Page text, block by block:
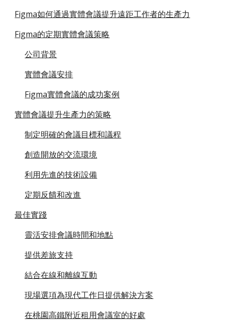
Figma如何通過實體會議提升遠距工作者的生產力
Figma的定期實體會議策略
公司背景
實體會議安排
Figma實體會議的成功案例
實體會議提升生產力的策略
制定明確的會議目標和議程
創造開放的交流環境
利用先進的技術設備
定期反饋和改進
最佳實踐
靈活安排會議時間和地點
提供差旅支持
結合在線和離線互動
現場選項為現代工作日提供解決方案
在桃園高鐵附近租用會議室的好處